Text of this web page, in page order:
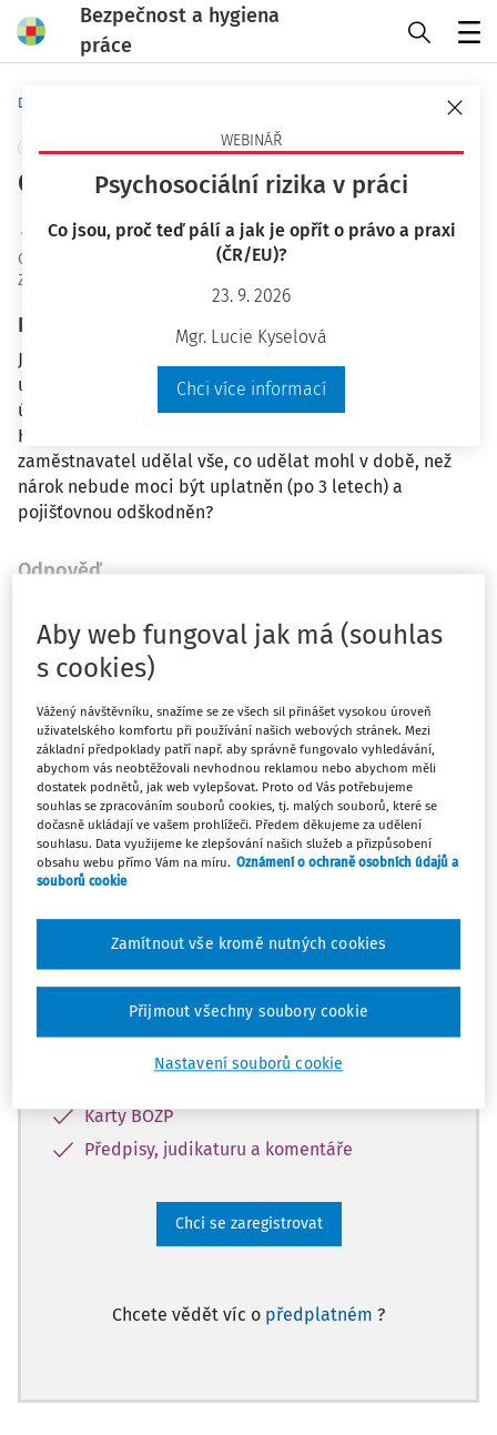
Bezpečnost a hygiena
práce
WEBINÁŘ
Psychosociální rizika v práci
Co jsou, proč teď pálí a jak je opřít o právo a praxi
(ČR/EU)?
23. 9. 2026
Mgr. Lucie Kyselová
Chci více informací
Domů
+ PŘIDAT VLASTNÍ
Odškodnění pracovního úrazu
Ing. Jiří Vala Ph.D.
OaO ID
Zodpovězeno
Plné znění otázky
Jak dlouho a jakým způsobem je zaměstnavatel povinen
upomínat jednotlivé zaměstnance (kteří měli pracovní
úraz) o doložení náhrady škody za pracovní úraz (např.
Hodnocení bolestného), aby bylo zjevné, že
zaměstnavatel udělal vše, co udělat mohl v době, než
nárok nebude moci být uplatněn (po 3 letech) a
pojišťovnou odškodněn?
Odpověď
Máte předplatné?
Tento dokument je jen pro
předplatitele
Zaregistrujte se a získejte přístup k
Díky registraci získáte přístup k:
Informacím z oblasti BOZP, PO a
Karty BOZP
Předpisy, judikaturu a komentáře
Chci se zaregistrovat
Chcete vědět víc o předplatném ?
Aby web fungoval jak má (souhlas
s cookies)
Vážený návštěvníku, snažíme se ze všech sil přinášet vysokou úroveň
uživatelského komfortu při používání našich webových stránek. Mezi
základní předpoklady patří např. aby správně fungovalo vyhledávání,
abychom vás neobtěžovali nevhodnou reklamou nebo abychom měli
dostatek podnětů, jak web vylepšovat. Proto od Vás potřebujeme
souhlas se zpracováním souborů cookies, tj. malých souborů, které se
dočasně ukládají ve vašem prohlížeči. Předem děkujeme za udělení
souhlasu. Data využijeme ke zlepšování našich služeb a přizpůsobení
obsahu webu přímo Vám na míru. Oznámení o ochraně osobních údajů a
souborů cookie
Nastavení souborů cookie
Zamítnout vše kromě nutných cookies
Přijmout všechny soubory cookie